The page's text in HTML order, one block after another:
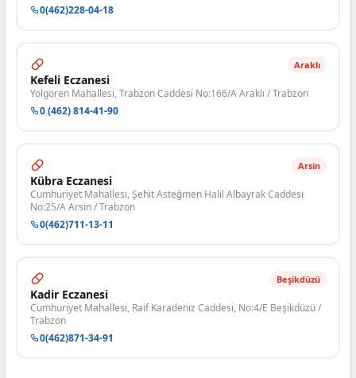
0(462)228-04-18
Araklı
Kefeli Eczanesi
Yolgören Mahallesi, Trabzon Caddesi No:166/A Araklı / Trabzon
0 (462) 814-41-90
Arsin
Kübra Eczanesi
Cumhuriyet Mahallesi, Şehit Asteğmen Halil Albayrak Caddesi
No:25/A Arsin / Trabzon
0(462)711-13-11
Beşikdüzü
Kadir Eczanesi
Cumhuriyet Mahallesi, Raif Karadeniz Caddesi, No:4/E Beşikdüzü /
Trabzon
0(462)871-34-91